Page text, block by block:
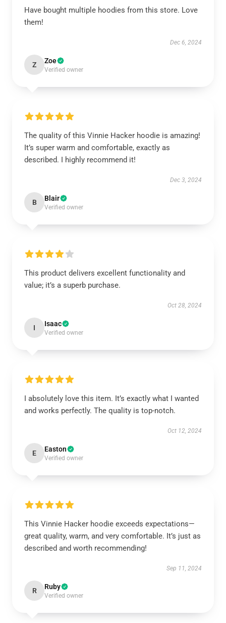
Have bought multiple hoodies from this store. Love
them!
Dec 6, 2024
Z Zoe
Verified owner
The quality of this Vinnie Hacker hoodie is amazing!
It’s super warm and comfortable, exactly as
described. I highly recommend it!
Dec 3, 2024
B Blair
Verified owner
This product delivers excellent functionality and
value; it’s a superb purchase.
Oct 28, 2024
I Isaac
Verified owner
I absolutely love this item. It’s exactly what I wanted
and works perfectly. The quality is top-notch.
Oct 12, 2024
E Easton
Verified owner
This Vinnie Hacker hoodie exceeds expectations—
great quality, warm, and very comfortable. It’s just as
described and worth recommending!
Sep 11, 2024
R Ruby
Verified owner